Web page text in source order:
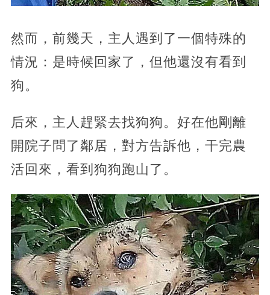
然而，前幾天，主人遇到了一個特殊的
情況：是時候回家了，但他還沒有看到
狗。
后來，主人趕緊去找狗狗。好在他剛離
開院子問了鄰居，對方告訴他，干完農
活回來，看到狗狗跑山了。